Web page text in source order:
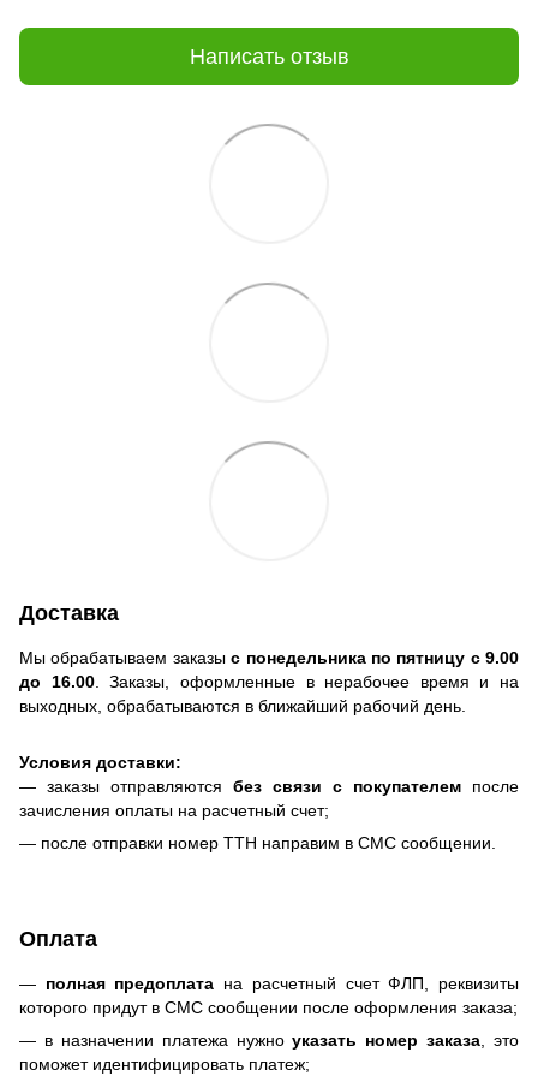
Написать отзыв
Доставка
Мы обрабатываем заказыс понедельника по пятницу с 9.00
до 16.00. Заказы, оформленные в нерабочее время и на
выходных, обрабатываются в ближайший рабочий день.
Условия доставки:
— заказы отправляются без связи с покупателем после
зачисления оплаты на расчетный счет;
— после отправки номер ТТН направим в СМС сообщении.
Оплата
— полная предоплата на расчетный счет ФЛП, реквизиты
которого придут в СМС сообщении после оформления заказа;
— в назначении платежа нужноуказать номер заказа, это
поможет идентифицировать платеж;